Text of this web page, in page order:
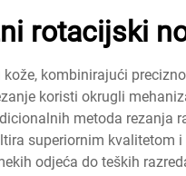
rotacijski
kombinirajući
koristi okrugli
metoda
superiornim
odjeća do teških